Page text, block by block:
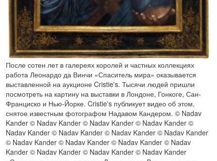
После сотен лет в галереях королей и частных коллекциях
работа Леонардо да Винчи «Спаситель мира» оказывается
выставленной на аукционе Cristie's. Тысячи людей пришли
посмотреть на картину на выставки в Лондоне, Гонкоге, Сан-
Франциско и Нью-Йорке. Cristie's публикует видео об этом,
снятое известным фотографом Надавом Кандером. © Nadav
Kander © Nadav Kander © Nadav Kander © Nadav Kander ©
Nadav Kander © Nadav Kander © Nadav Kander © Nadav Kander
© Nadav Kander © Nadav Kander © Nadav Kander © Nadav
Kander © Nadav Kander © Nadav Kander © Nadav Kander